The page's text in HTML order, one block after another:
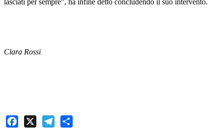
lasciati per sempre", ha infine detto concludendo il suo intervento.
Clara Rossi